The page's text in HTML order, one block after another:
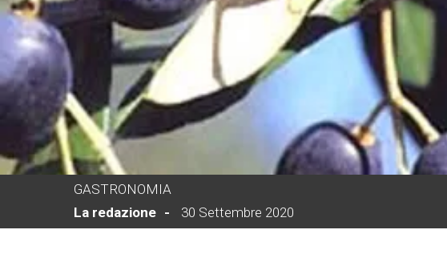
GASTRONOMIA
La redazione
30 Settembre 2020